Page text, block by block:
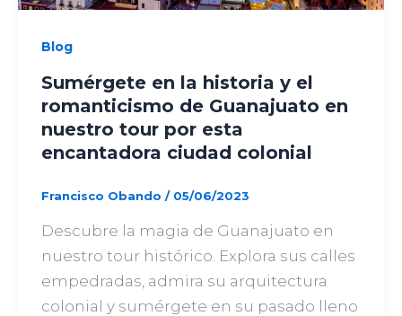
Blog
Sumérgete en la historia y el
romanticismo de Guanajuato en
nuestro tour por esta
encantadora ciudad colonial
Francisco Obando / 05/06/2023
Descubre la magia de Guanajuato en
nuestro tour histórico. Explora sus calles
empedradas, admira su arquitectura
colonial y sumérgete en su pasado lleno